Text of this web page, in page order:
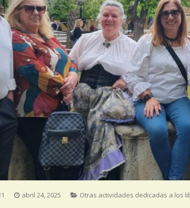
abril 24, 2025 Otras actividades dedicadas a los